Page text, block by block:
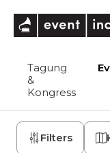
Tagung
&
Kongress
Filters